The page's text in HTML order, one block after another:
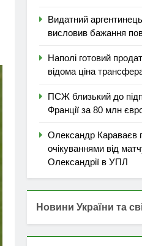
Видатний
висловив бажання
Наполі готовий
відома ціна
ПСЖ близький до
Франції за 80 млн
Олександр Караваєв
очікуваннями від
Олександрії в УПЛ
Новини України та